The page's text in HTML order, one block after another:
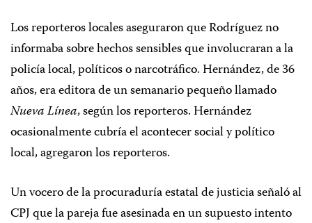
Los reporteros locales aseguraron que Rodríguez no
informaba sobre hechos sensibles que involucraran a la
policía local, políticos o narcotráfico. Hernández, de 36
años, era editora de un semanario pequeño llamado
Nueva Línea, según los reporteros. Hernández
ocasionalmente cubría el acontecer social y político
local, agregaron los reporteros.
Un vocero de la procuraduría estatal de justicia señaló al
CPJ que la pareja fue asesinada en un supuesto intento